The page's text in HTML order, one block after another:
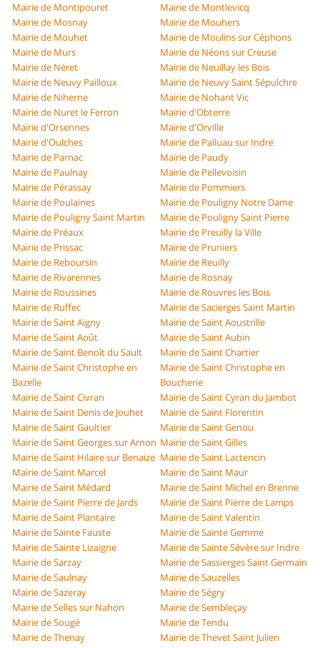
Mairie de Montipouret
Mairie de Montlevicq
Mairie de Mosnay
Mairie de Mouhers
Mairie de Mouhet
Mairie de Moulins sur Céphons
Mairie de Murs
Mairie de Néons sur Creuse
Mairie de Néret
Mairie de Neuillay les Bois
Mairie de Neuvy Pailloux
Mairie de Neuvy Saint Sépulchre
Mairie de Niherne
Mairie de Nohant Vic
Mairie de Nuret le Ferron
Mairie d'Obterre
Mairie d'Orsennes
Mairie d'Orville
Mairie d'Oulches
Mairie de Palluau sur Indre
Mairie de Parnac
Mairie de Paudy
Mairie de Paulnay
Mairie de Pellevoisin
Mairie de Pérassay
Mairie de Pommiers
Mairie de Poulaines
Mairie de Pouligny Notre Dame
Mairie de Pouligny Saint Martin
Mairie de Pouligny Saint Pierre
Mairie de Préaux
Mairie de Preuilly la Ville
Mairie de Prissac
Mairie de Pruniers
Mairie de Reboursin
Mairie de Reuilly
Mairie de Rivarennes
Mairie de Rosnay
Mairie de Roussines
Mairie de Rouvres les Bois
Mairie de Ruffec
Mairie de Sacierges Saint Martin
Mairie de Saint Aigny
Mairie de Saint Aoustrille
Mairie de Saint Août
Mairie de Saint Aubin
Mairie de Saint Benoît du Sault
Mairie de Saint Chartier
Mairie de Saint Christophe en
Bazelle
Mairie de Saint Christophe en
Boucherie
Mairie de Saint Civran
Mairie de Saint Cyran du Jambot
Mairie de Saint Denis de Jouhet
Mairie de Saint Florentin
Mairie de Saint Gaultier
Mairie de Saint Genou
Mairie de Saint Georges sur Arnon Mairie de Saint Gilles
Mairie de Saint Hilaire sur Benaize Mairie de Saint Lactencin
Mairie de Saint Marcel
Mairie de Saint Maur
Mairie de Saint Médard
Mairie de Saint Michel en Brenne
Mairie de Saint Pierre de Jards
Mairie de Saint Pierre de Lamps
Mairie de Saint Plantaire
Mairie de Saint Valentin
Mairie de Sainte Fauste
Mairie de Sainte Gemme
Mairie de Sainte Lizaigne
Mairie de Sainte Sévère sur Indre
Mairie de Sarzay
Mairie de Sassierges Saint Germain
Mairie de Saulnay
Mairie de Sauzelles
Mairie de Sazeray
Mairie de Ségry
Mairie de Selles sur Nahon
Mairie de Sembleçay
Mairie de Sougé
Mairie de Tendu
Mairie de Thenay
Mairie de Thevet Saint Julien